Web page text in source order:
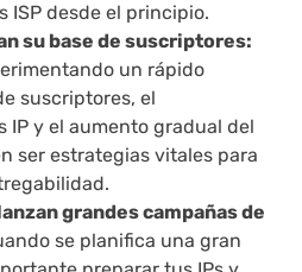
ISP desde el principio.
su base de suscriptores:
un rápido
suscriptores, el
IP y el aumento gradual del
ser estrategias vitales para
grandes campañas de
se planifica una gran